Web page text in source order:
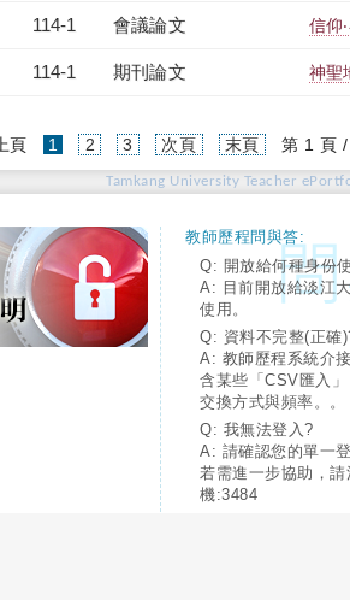
114-1 會議論文 信仰
114-1 期刊論文 神聖
上頁 1 (current)
2 3 次頁 末頁 第 1 頁
Tamkang University Teacher
教師歷程問與答:
Q: 開放給何種身份
A: 目前開放給淡江
使用。
Q: 資料不完整(正確
A: 教師歷程系統介
含某些「CSV匯入
交換方式與頻率。。
Q: 我無法登入?
A: 請確認您的單一
若需進一步協助，
機:3484